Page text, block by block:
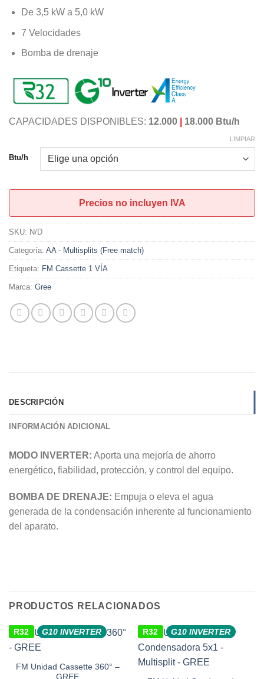
De 3,5 kW a 5,0 kW
7 Velocidades
Bomba de drenaje
CAPACIDADES DISPONIBLES: 12.000 18.000 Btu/h
Btu/h
LIMPIAR
Precios no incluyen IVA
SKU: N/D
Categoría: AA - Multisplits (Free match)
Etiqueta: FM Cassette 1 VÍA
Marca: Gree
DESCRIPCIÓN
INFORMACIÓN ADICIONAL
MODO INVERTER: Aporta una mejoría de ahorro
energético, fiabilidad, protección, y control del equipo.
BOMBA DE DRENAJE: Empuja o eleva el agua
generada de la condensación inherente al funcionamiento
del aparato.
PRODUCTOS RELACIONADOS
R32 G10 INVERTER
FM Unidad Cassette 360° –
GREE
R32 G10 INVERTER